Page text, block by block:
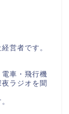
営者です。
車・飛行機
ラジオを聞